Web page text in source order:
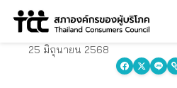
Skip
25 มิถุนายน 2568